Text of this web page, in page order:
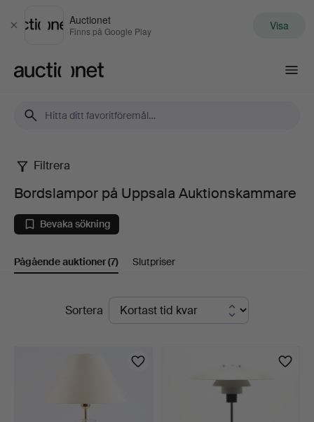
Stäng
Auctionet
Finns på Google Play Visa
Bordslampor
på
Uppsala
Auktionskammare
Filtrera
Bordslampor på Uppsala Auktionskammare
Bevaka sökning
Pågående auktioner(7) Slutpriser
PågåendeSortera